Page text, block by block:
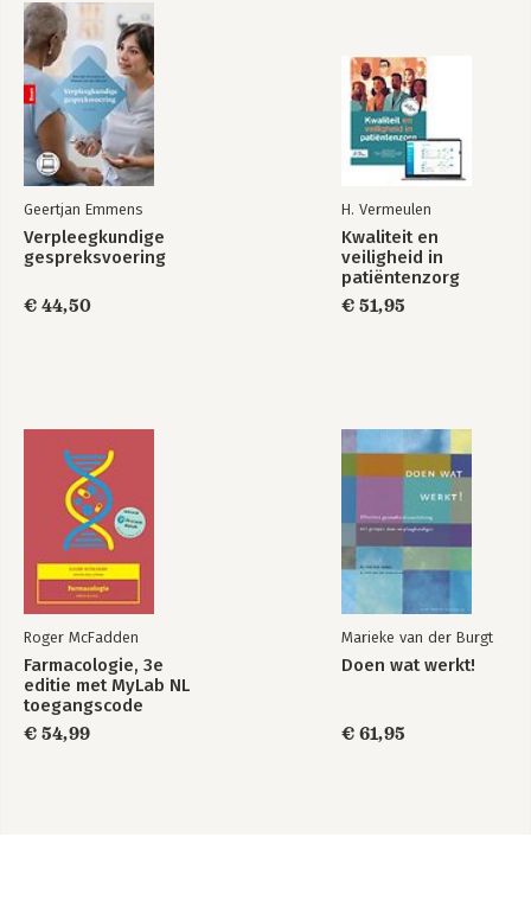
Geertjan Emmens
Verpleegkundige
gespreksvoering
€ 44,50
H. Vermeulen
Kwaliteit en
veiligheid in
patiëntenzorg
€ 51,95
Roger McFadden
Farmacologie, 3e
editie met MyLab NL
toegangscode
€ 54,99
Marieke van der Burgt
Doen wat werkt!
€ 61,95